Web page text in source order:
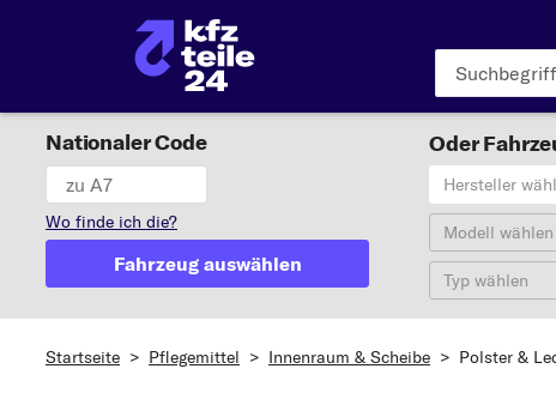
Nationaler Code
Wo finde ich die?
Fahrzeug auswählen
Oder
Hersteller
Modell wählen
Typ wählen
Startseite > Pflegemittel > Innenraum & Scheibe > Polster &